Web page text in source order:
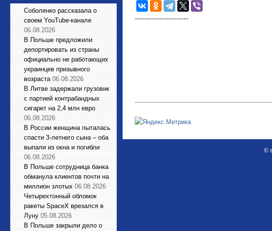
Соболенко рассказала о
своем YouTube-канале
06.08.2026
В Польше предложили
депортировать из страны
официально не работающих
украинцев призывного
возраста 06.08.2026
В Литве задержали грузовик
с партией контрабандных
сигарет на 2,4 млн евро
06.08.2026
В России женщина пыталась
спасти 3-летнего сына – оба
выпали из окна и погибли
06.08.2026
В Польше сотрудница банка
обманула клиентов почти на
миллион злотых 06.08.2026
Четырехтонный обломок
ракеты SpaceX врезался в
Луну 05.08.2026
В Польше закрыли дело о
----------------------
©